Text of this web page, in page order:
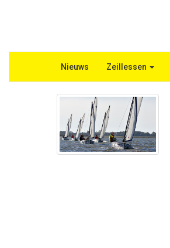
Nieuws Zeillessen